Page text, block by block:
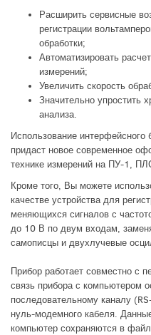
Расширить сервисные
регистрации
обработки;
Автоматизировать
измерений;
Увеличить скорость
Значительно упростить
анализа.
Использование интерфейсного
придаст новое современное
технике измерений на ПУ-1,
Кроме того, Вы можете
качестве устройства для
меняющихся сигналов с
до 10 В по двум входам,
самописцы и двухлучевые
Прибор работает совместно
связь прибора с компьютером
последовательному каналу
нуль-модемного кабеля.
компьютер сохраняются в